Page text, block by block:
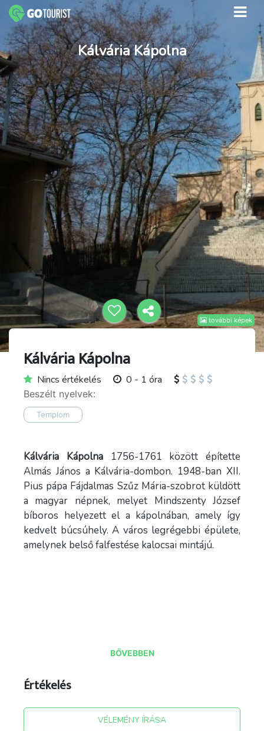
további képek
Kálvária Kápolna
Kálvária Kápolna
Nincs értékelés 0 - 1 óra
Beszélt nyelvek:
Templom
Kálvária Kápolna
1756-1761 között építette
Almás János a Kálvária-dombon. 1948-ban XII.
Pius pápa Fájdalmas Szűz Mária-szobrot küldött
a magyar népnek, melyet Mindszenty József
bíboros helyezett el a kápolnában, amely így
kedvelt búcsúhely. A város legrégebbi épülete,
amelynek belső falfestése kalocsai mintájú.
forrás: torokszentmiklos.hu ; facebook utazói
képek
BŐVEBBEN
Értékelés
VÉLEMÉNY ÍRÁSA